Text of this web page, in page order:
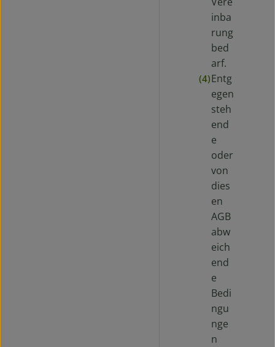
inba
rung
bed
arf.
(4)Entg
egen
steh
end
e
oder
von
dies
en
AGB
abw
eich
end
e
Bedi
ngu
nge
n